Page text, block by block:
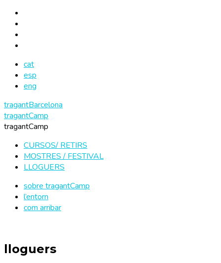
cat
esp
eng
tragantBarcelona
tragantCamp
tragantCamp
CURSOS/ RETIRS
MOSTRES / FESTIVAL
LLOGUERS
sobre tragantCamp
l’entorn
com arribar
lloguers